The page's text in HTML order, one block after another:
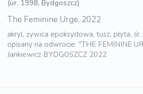
(ur. 1998, Bydgoszcz)
The Feminine Urge, 2022
akryl, żywica epoksydowa, tusz, płyta, śr.
opisany na odwrocie: "THE FEMININE
Jankiewicz BYDGOSZCZ 2022